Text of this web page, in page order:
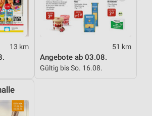
13 km 51 km
Angebote ab 03.08.
Gültig bis So. 16.08.
der Angebote
Daten zur Auswahl von
aktiv angeforderten